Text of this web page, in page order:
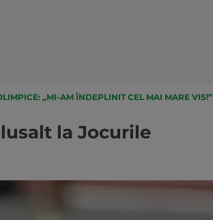
„MI-AM ÎNDEPLINIT CEL MAI MARE VIS!”
la Jocurile